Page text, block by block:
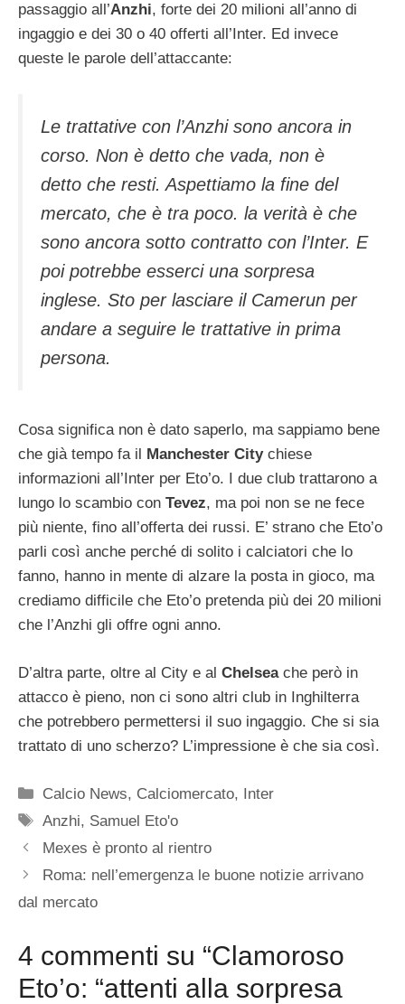
passaggio all’Anzhi, forte dei 20 milioni all’anno di
ingaggio e dei 30 o 40 offerti all’Inter. Ed invece
queste le parole dell’attaccante:
Le trattative con l’Anzhi sono ancora in
corso. Non è detto che vada, non è
detto che resti. Aspettiamo la fine del
mercato, che è tra poco. la verità è che
sono ancora sotto contratto con l’Inter. E
poi potrebbe esserci una sorpresa
inglese. Sto per lasciare il Camerun per
andare a seguire le trattative in prima
persona.
Cosa significa non è dato saperlo, ma sappiamo bene
che già tempo fa il Manchester Citychiese
informazioni all’Inter per Eto’o. I due club trattarono a
lungo lo scambio con Tevez, ma poi non se ne fece
più niente, fino all’offerta dei russi. E’ strano che Eto’o
parli così anche perché di solito i calciatori che lo
fanno, hanno in mente di alzare la posta in gioco, ma
crediamo difficile che Eto’o pretenda più dei 20 milioni
che l’Anzhi gli offre ogni anno.
D’altra parte, oltre al City e al Chelseache però in
attacco è pieno, non ci sono altri club in Inghilterra
che potrebbero permettersi il suo ingaggio. Che si sia
trattato di uno scherzo? L’impressione è che sia così.
Categorie
Calcio News, Calciomercato, Inter
Tag
Anzhi, Samuel Eto'o
Mexes è pronto al rientro
Roma: nell’emergenza le buone notizie arrivano
dal mercato
4 commenti su “Clamoroso
Eto’o: “attenti alla sorpresa